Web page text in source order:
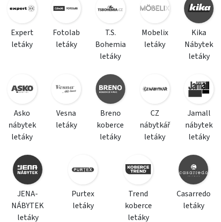
Expert
letáky
Fotolab
letáky
T.S.
Bohemia
letáky
Mobelix
letáky
Kika
Nábytek
letáky
Asko
nábytek
letáky
Vesna
letáky
Breno
koberce
letáky
CZ
nábytkář
letáky
Jamall
nábytek
letáky
JENA-
NÁBYTEK
letáky
Purtex
letáky
Trend
koberce
letáky
Casarredo
letáky